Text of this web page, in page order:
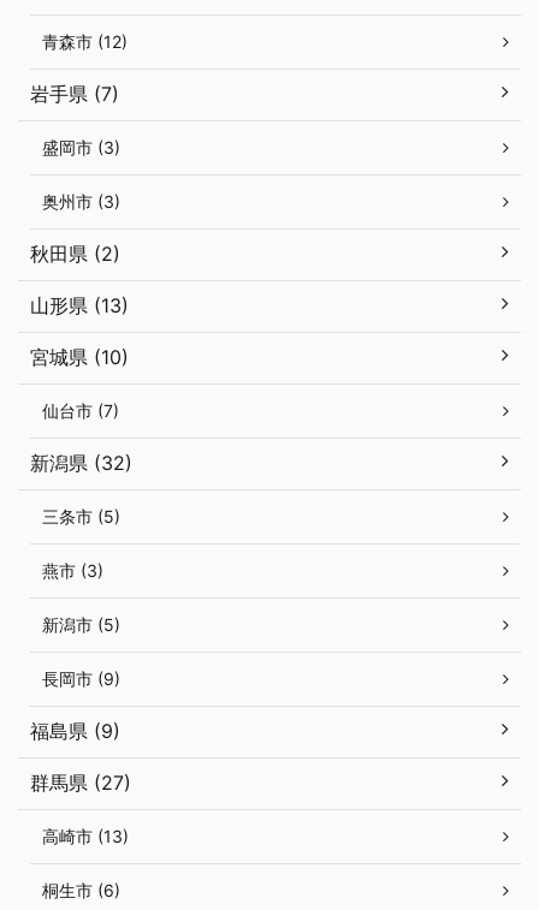
青森市 (12)
岩手県 (7)
盛岡市 (3)
奥州市 (3)
秋田県 (2)
山形県 (13)
宮城県 (10)
仙台市 (7)
新潟県 (32)
三条市 (5)
燕市 (3)
新潟市 (5)
長岡市 (9)
福島県 (9)
群馬県 (27)
高崎市 (13)
桐生市 (6)